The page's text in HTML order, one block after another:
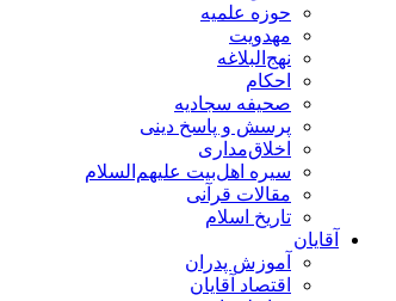
حوزه علمیه
مهدویت
نهج‌البلاغه
احکام
صحیفه سجادیه
پرسش و پاسخ دینی
اخلاق‌مداری
سیره اهل‌بیت علیهم‌السلام
مقالات قرآنی
تاریخ اسلام
آقایان
آموزش پدران
اقتصاد آقایان